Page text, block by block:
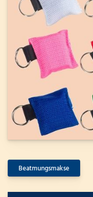
Beatmungsmakse